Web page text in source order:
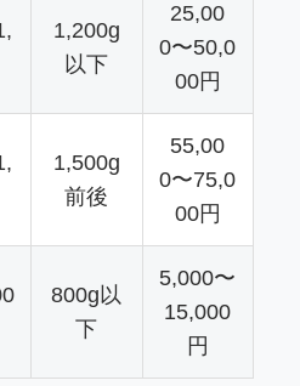
1,200g
以下
25,00
0〜50,0
00円
1,500g
前後
55,00
0〜75,0
00円
800g以
下
5,000〜
15,000
円